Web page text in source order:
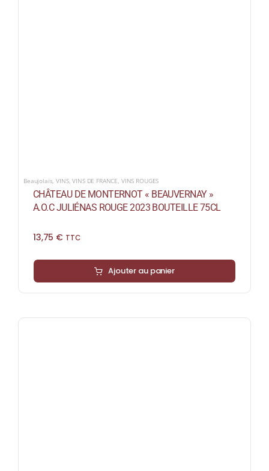
Beaujolais,VINS,VINS DE FRANCE, VINS ROUGES
CHÂTEAU DE MONTERNOT « BEAUVERNAY »
A.O.C JULIÉNAS ROUGE 2023 BOUTEILLE 75CL
13,75 € TTC
Ajouter au panier